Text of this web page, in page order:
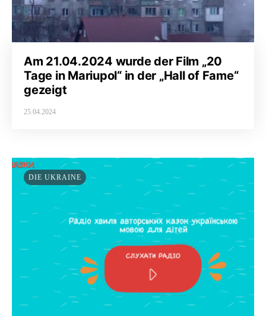
Am 21.04.2024 wurde der Film „20
Tage in Mariupol“ in der „Hall of Fame“
gezeigt
25.04.2024
DIE UKRAINE